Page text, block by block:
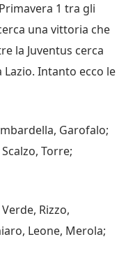
1 tra gli
una vittoria che
la Juventus cerca
Intanto ecco le
Garofalo;
Torre;
Rizzo,
Leone, Merola;